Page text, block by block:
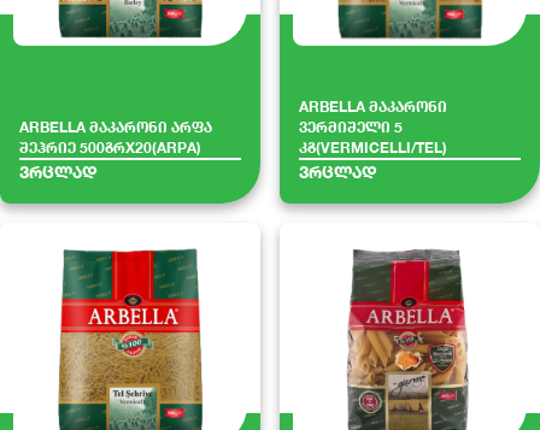
ARBELLA მაკარონი არფა
შეჰრიე 500გრX20(ARPA)
ვრცლად
ARBELLA მაკარონი
ვერმიშელი 5
კგ(VERMICELLI/TEL)
ვრცლად